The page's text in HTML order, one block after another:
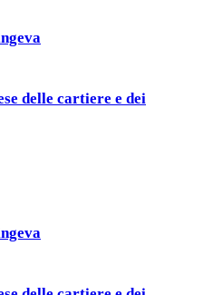
delle cartiere e dei